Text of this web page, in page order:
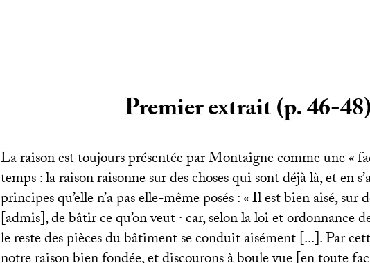
Premier extrait (p. 46-48)
La raison est toujours présentée par Montaigne comme une «
temps : la raison raisonne sur des choses qui sont déjà là, et en
principes qu’elle n’a pas elle-même posés : «Il est bien aisé, sur
[admis], de bâtir ce qu’on veut·car, selon la loi et ordonnance
le reste des pièces du bâtiment se conduit aisément [...]. Par